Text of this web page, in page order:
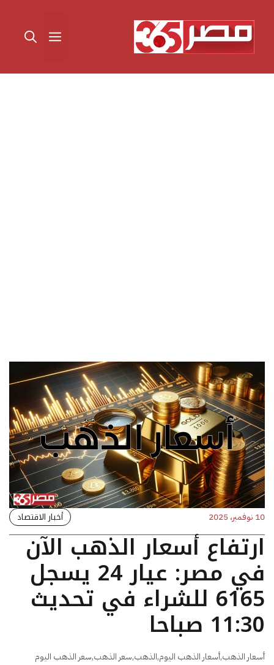
المحتوى القائمة
10 نوفمبر، 2025 أخبار الاقتصاد
ارتفاع أسعار الذهب الآن
في مصر: عيار 24 يسجل
6165 للشراء في تحديث
11:30 صباحا
أسعار الذهب,أسعار الذهب اليوم,الذهب,سعر الذهب,سعر الذهب اليوم